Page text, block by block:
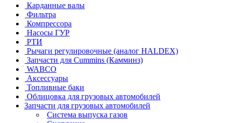
Карданные валы
Фильтра
Компрессора
Насосы ГУР
РТИ
Рычаги регулировочные (аналог HALDEX)
Запчасти для Cummins (Камминз)
WABCO
Аксессуары
Топливные баки
Облицовка для грузовых автомобилей
Запчасти для грузовых автомобилей
Система выпуска газов